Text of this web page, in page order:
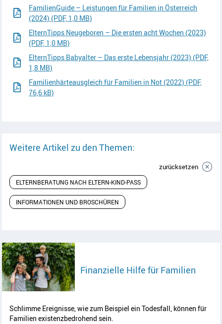
FamilienGuide – Leistungen für Familien in Österreich
(2024) (PDF, 1,0 MB)
ElternTipps Neugeboren – Die ersten acht Wochen (2023)
(PDF, 1,0 MB)
ElternTipps Babyalter – Das erste Lebensjahr (2023) (PDF,
1,8 MB)
Familienhärteausgleich für Familien in Not (2022) (PDF,
76,6 kB)
Weitere Artikel zu den Themen:
ELTERNBERATUNG NACH ELTERN-KIND-PASS
INFORMATIONEN UND BROSCHÜREN
zurücksetzen
Finanzielle Hilfe für Familien
Schlimme Ereignisse, wie zum Beispiel ein Todesfall, können für
Familien existenzbedrohend sein.